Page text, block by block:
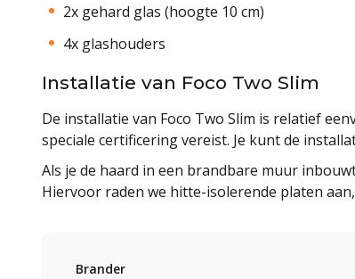
2x gehard glas (hoogte 10 cm)
4x glashouders
Installatie van Foco Two Slim
De installatie van Foco Two Slim is relatief
speciale certificering vereist. Je kunt de
Als je de haard in een brandbare muur
Hiervoor raden we hitte-isolerende platen
Brander